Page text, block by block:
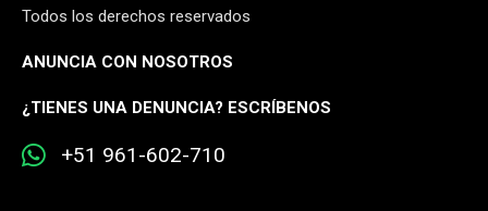
Todos los derechos reservados
ANUNCIA CON NOSOTROS
¿TIENES UNA DENUNCIA? ESCRÍBENOS
+51 961-602-710